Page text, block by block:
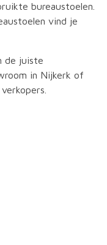
bureaustoelen.
vind je
de juiste
in Nijkerk of